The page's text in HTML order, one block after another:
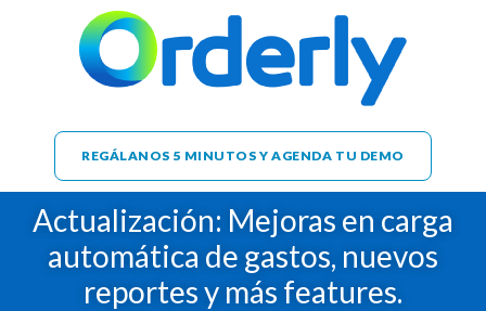
REGÁLANOS 5 MINUTOS Y AGENDA TU DEMO
Actualización: Mejoras en carga
automática de gastos, nuevos
reportes y más features.